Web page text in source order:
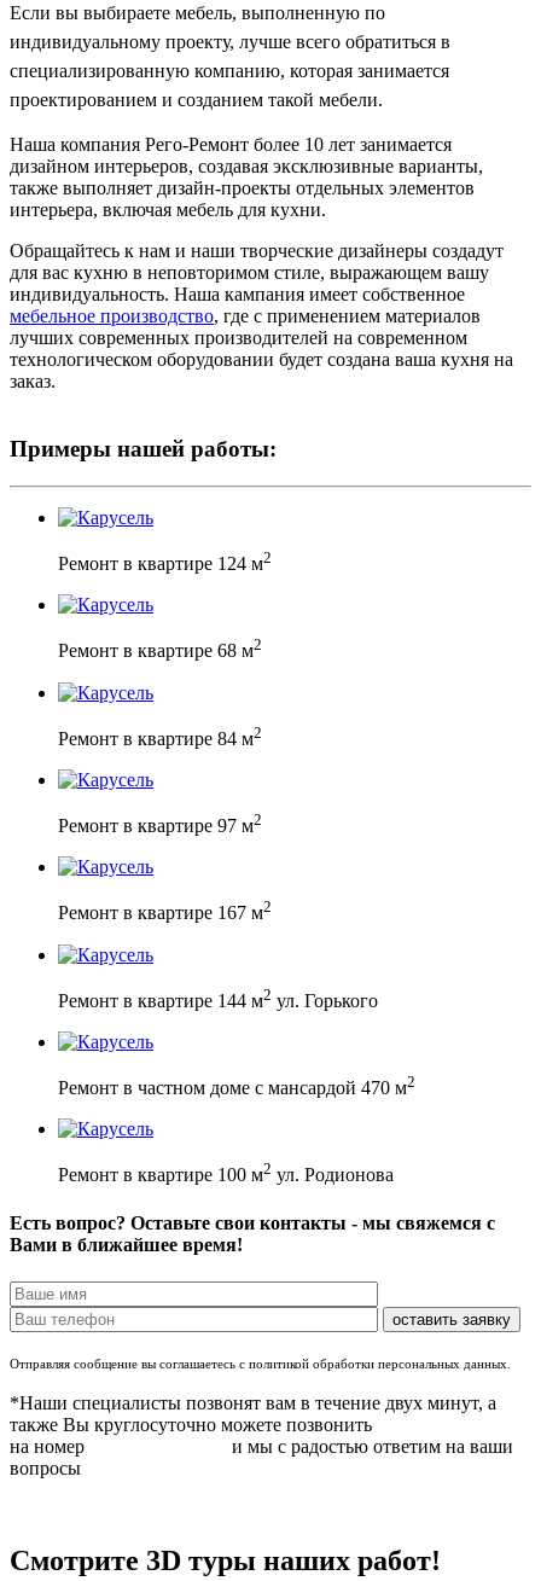
Если вы выбираете мебель, выполненную по
индивидуальному проекту, лучше всего обратиться в
специализированную компанию, которая занимается
проектированием и созданием такой мебели.
Наша компания Рего-Ремонт более 10 лет занимается
дизайном интерьеров, создавая эксклюзивные варианты,
также выполняет дизайн-проекты отдельных элементов
интерьера, включая мебель для кухни.
Обращайтесь к нам и наши творческие дизайнеры создадут
для вас кухню в неповторимом стиле, выражающем вашу
индивидуальность. Наша кампания имеет собственное
мебельное производство, где с применением материалов
лучших современных производителей на современном
технологическом оборудовании будет создана ваша кухня на
заказ.
Примеры нашей работы:
Ремонт в квартире 124 м2
Ремонт в квартире 68 м2
Ремонт в квартире 84 м2
Ремонт в квартире 97 м2
Ремонт в квартире 167 м2
Ремонт в квартире 144 м2 ул. Горького
Ремонт в частном доме с мансардой 470 м2
Ремонт в квартире 100 м2 ул. Родионова
Есть вопрос? Оставьте свои контакты - мы свяжемся с
Вами в ближайшее время!
Отправляя сообщение вы соглашаетесь с политикой обработки персональных данных.
*Наши специалисты позвонят вам в течение двух минут, а
также Вы круглосуточно можете позвонить
на номер
и мы с радостью ответим на ваши
вопросы
Смотрите 3D туры наших работ!